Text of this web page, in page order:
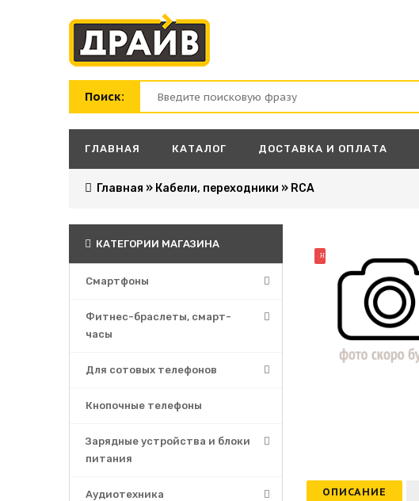
Поиск:
ГЛАВНАЯ КАТАЛОГ ДОСТАВКА И ОПЛАТА
Главная » Кабели, переходники » RCA
НОВИНКА
ОПИСАНИЕ
КАТЕГОРИИ МАГАЗИНА
Смартфоны
Фитнес-браслеты, смарт-
часы
Для сотовых телефонов
Кнопочные телефоны
Зарядные устройства и блоки
питания
Аудиотехника